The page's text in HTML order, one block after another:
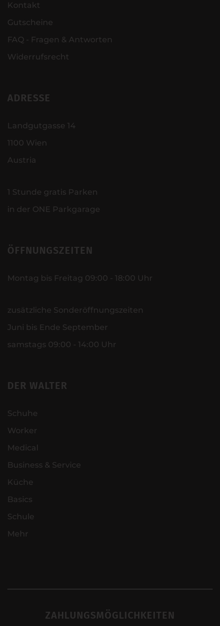
Kontakt
Gutscheine
FAQ - Fragen & Antworten
Widerrufsrecht
ADRESSE
Landgutgasse 14
1100 Wien
Austria
1 Stunde gratis Parken
in der ONE Parkgarage
ÖFFNUNGSZEITEN
Montag bis Freitag 09:00 - 18:00 Uhr
zusätzliche Sonderöffnungszeiten
Juni bis Ende September
samstags 09:00 - 14:00 Uhr
DER WALTER
Schuhe
Worker
Medical
Business & Service
Küche
Basics
Schule
Mehr
ZAHLUNGSMÖGLICHKEITEN